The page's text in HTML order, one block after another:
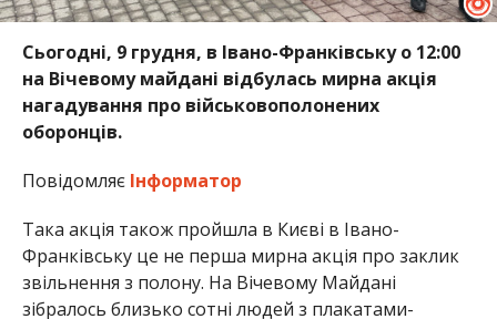
Сьогодні, 9 грудня, в Івано-Франківську о 12:00
на Вічевому майдані відбулась мирна акція
нагадування про військовополонених
оборонців.
Повідомляє Інформатор
Така акція також пройшла в Києві в Івано-
Франківську це не перша мирна акція про заклик
звільнення з полону. На Вічевому Майдані
зібралось близько сотні людей з плакатами-